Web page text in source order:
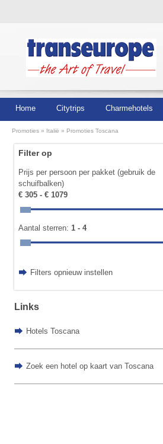
Home Citytrips Charmehotels
Promoties Italië Promoties Toscana
Filter op
Prijs per persoon per pakket (gebruik de
schuifbalken)
€ 305 - € 1079
Aantal sterren:1 - 4
Filters opnieuw instellen
Links
Hotels Toscana
Zoek een hotel op kaart van Toscana